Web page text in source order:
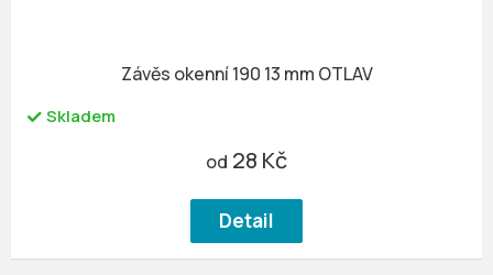
Závěs okenní 190 13 mm OTLAV
Skladem
od 28 Kč
Detail